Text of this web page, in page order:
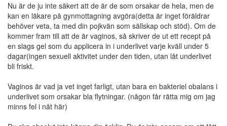
Nu är de ju inte säkert att de är de som orsakar de hela, men de
kan en läkare på gynmottagning avgöra(detta är inget föräldrar
behöver veta, ta med din pojkvän som sällskap och stöd). Om de
kommer fram till att de är vaginos, så skriver de ut ett recept på
en slags gel som du applicera in i underlivet varje kväll under 5
dagar(ingen sexuell aktivitet under den tiden, utan låt underlivet
bli friskt.
Vaginos är vad ja vet inget farligt, utan bara en bakteriel obalans i
underlivet som orsakar bla flytningar. (någon får rätta mig om jag
minns fel i nåt här)